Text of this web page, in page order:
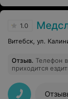
1.0
Витебск, ул.
Отзыв. Телефон
приходится